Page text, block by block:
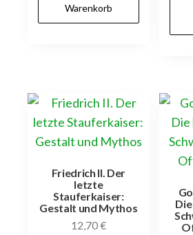
Warenkorb
Friedrich II. Der
letzte
Stauferkaiser:
Gestalt und Mythos
12,70€